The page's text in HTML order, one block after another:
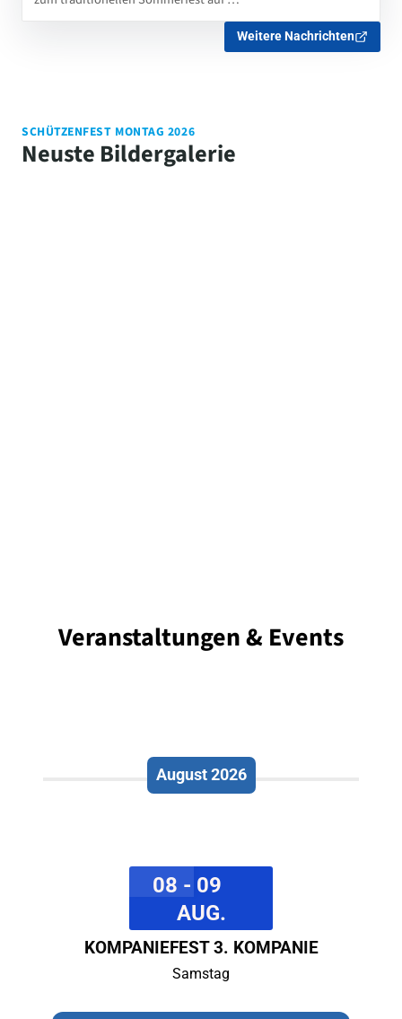
Weitere Nachrichten
SCHÜTZENFEST MONTAG 2026
Neuste Bildergalerie
Veranstaltungen & Events
August 2026
08 - 09
AUG.
KOMPANIEFEST 3. KOMPANIE
Samstag